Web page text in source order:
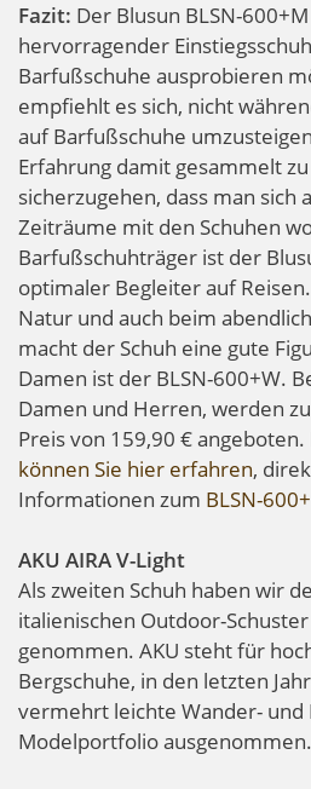
Fazit: Der Blusun BLSN-
hervorragender
Barfußschuhe ausprobieren
empfiehlt es sich, nicht
auf Barfußschuhe
Erfahrung damit gesammelt
sicherzugehen, dass man sich
Zeiträume mit den Schuhen
Barfußschuhträger ist der
optimaler Begleiter auf
Natur und auch beim
macht der Schuh eine gute
Damen ist der BLSN-600+W.
Damen und Herren, werden
Preis von 159,90 €
können Sie hier erfahren,
Informationen zum BLSN-
AKU AIRA V-Light
Als zweiten Schuh haben wir
italienischen Outdoor-
genommen. AKU steht für
Bergschuhe, in den letzten
vermehrt leichte Wander- und
Modelportfolio ausgenommen.